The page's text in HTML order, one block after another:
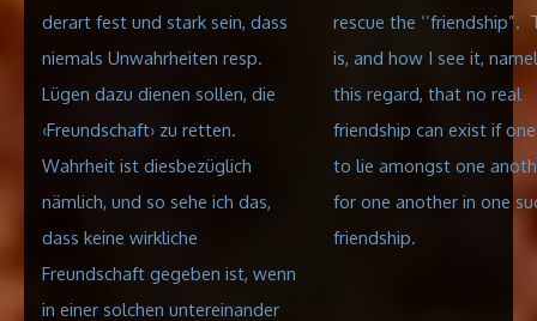
derart fest und stark sein, dass
niemals Unwahrheiten resp.
Lügen dazu dienen sollen, die
‹Freundschaft› zu retten.
Wahrheit ist diesbezüglich
nämlich, und so sehe ich das,
dass keine wirkliche
Freundschaft gegeben ist, wenn
in einer solchen untereinander
rescue the ‘’friendship”.
is, and how I see it,
this regard, that no real
friendship can exist if
to lie amongst one
for one another in one
friendship.